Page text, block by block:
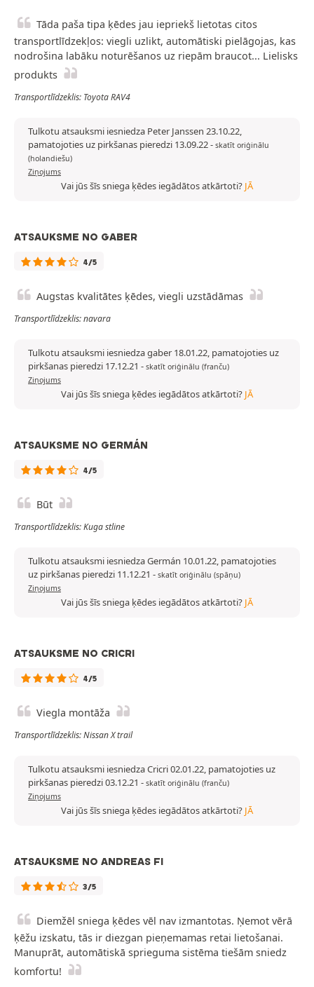
Tāda paša tipa ķēdes jau iepriekš lietotas citos
transportlīdzekļos: viegli uzlikt, automātiski pielāgojas, kas
nodrošina labāku noturēšanos uz riepām braucot... Lielisks
produkts
Transportlīdzeklis: Toyota RAV4
Tulkotu atsauksmi iesniedza Peter Janssen 23.10.22,
pamatojoties uz pirkšanas pieredzi 13.09.22- skatīt oriģinālu
(holandiešu)
Ziņojums
Vai jūs šīs sniega ķēdes iegādātos atkārtoti? JĀ
ATSAUKSME NO GABER
4/5
Augstas kvalitātes ķēdes, viegli uzstādāmas
Transportlīdzeklis: navara
Tulkotu atsauksmi iesniedza gaber 18.01.22, pamatojoties uz
pirkšanas pieredzi 17.12.21 - skatīt oriģinālu (franču)
Ziņojums
Vai jūs šīs sniega ķēdes iegādātos atkārtoti? JĀ
ATSAUKSME NO GERMÁN
4/5
Būt
Transportlīdzeklis: Kuga stline
Tulkotu atsauksmi iesniedza Germán 10.01.22, pamatojoties
uz pirkšanas pieredzi 11.12.21 - skatīt oriģinālu (spāņu)
Ziņojums
Vai jūs šīs sniega ķēdes iegādātos atkārtoti? JĀ
ATSAUKSME NO CRICRI
4/5
Viegla montāža
Transportlīdzeklis: Nissan X trail
Tulkotu atsauksmi iesniedza Cricri 02.01.22, pamatojoties uz
pirkšanas pieredzi 03.12.21 - skatīt oriģinālu (franču)
Ziņojums
Vai jūs šīs sniega ķēdes iegādātos atkārtoti? JĀ
ATSAUKSME NO ANDREAS FI
3/5
Diemžēl sniega ķēdes vēl nav izmantotas. Ņemot vērā
ķēžu izskatu, tās ir diezgan pieņemamas retai lietošanai.
Manuprāt, automātiskā sprieguma sistēma tiešām sniedz
komfortu!